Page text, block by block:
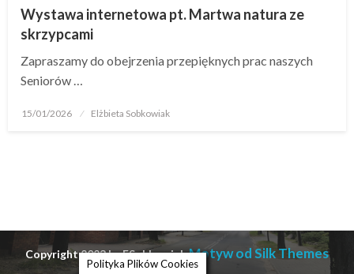
Wystawa internetowa pt. Martwa natura ze
skrzypcami
Zapraszamy do obejrzenia przepięknych prac naszych
Seniorów …
15/01/2026 Elżbieta Sobkowiak
Copyright 2023 by ESobkowiakMotyw od Silk Themes
Polityka Plików Cookies